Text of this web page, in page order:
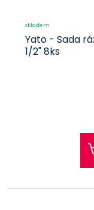
skladem
Yato - Sada
1/2" 8ks